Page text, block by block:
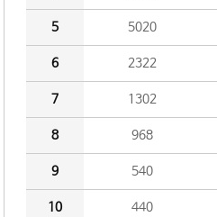
5 5020
6 2322
7 1302
8 968
9 540
10 440